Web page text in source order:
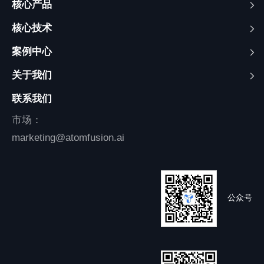
核心产品
核心技术
案例中心
关于我们
联系我们
市场：
marketing@atomfusion.ai
公众号